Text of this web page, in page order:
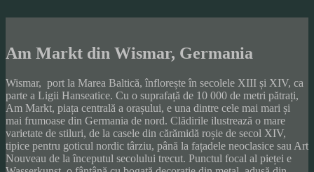
Am Markt din Wismar, Germania
Wismar, port la Marea Baltică, înflorește în secolele XIII și XIV, ca
parte a Ligii Hanseatice. Cu o suprafață de 10 000 de metri pătrați,
Am Markt, piața centrală a orașului, e una dintre cele mai mari și
mai frumoase din Germania de nord. Clădirile ilustrează o mare
varietate de stiluri, de la casele din cărămidă roșie de secol XIV,
tipice pentru goticul nordic târziu, până la fațadele neoclasice sau Art
Nouveau de la începutul secolului trecut. Punctul focal al pieței e